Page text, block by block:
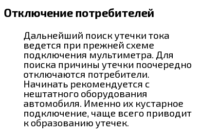
Отключение потребителей
Дальнейший поиск утечки тока
ведется при прежней схеме
подключения мультиметра. Для
поиска причины утечки поочередно
отключаются потребители.
Начинать рекомендуется с
нештатного оборудования
автомобиля. Именно их кустарное
подключение, чаще всего приводит
к образованию утечек.